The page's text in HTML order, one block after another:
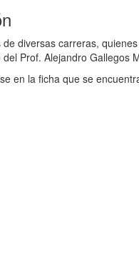
diversas carreras,
Prof. Alejandro Gallegos
en la ficha que se